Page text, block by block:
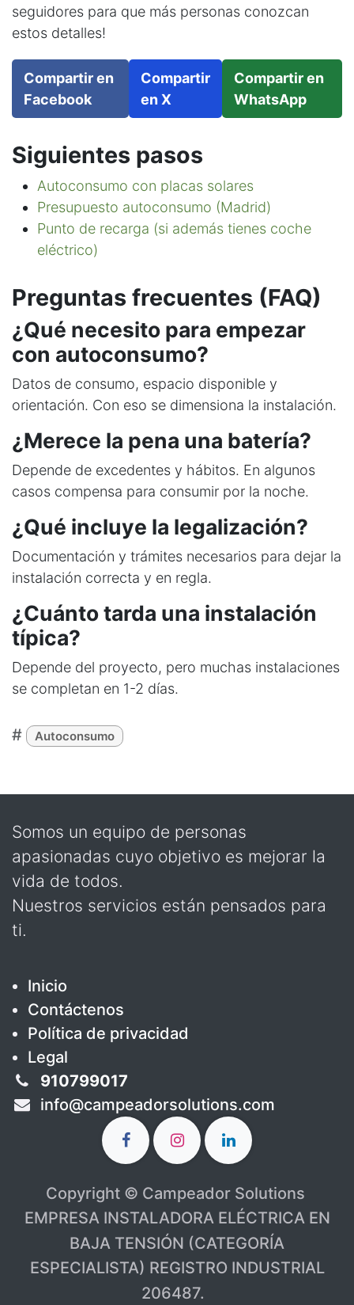
seguidores para que más personas conozcan
estos detalles!
Compartir en
Facebook
Compartir
en X
Compartir en
WhatsApp
Siguientes pasos
Autoconsumo con placas solares
Presupuesto autoconsumo (Madrid)
Punto de recarga (si además tienes coche
eléctrico)
Preguntas frecuentes (FAQ)
¿Qué necesito para empezar
con autoconsumo?
Datos de consumo, espacio disponible y
orientación. Con eso se dimensiona la instalación.
¿Merece la pena una batería?
Depende de excedentes y hábitos. En algunos
casos compensa para consumir por la noche.
¿Qué incluye la legalización?
Documentación y trámites necesarios para dejar la
instalación correcta y en regla.
¿Cuánto tarda una instalación
típica?
Depende del proyecto, pero muchas instalaciones
se completan en 1-2 días.
# Autoconsumo
Somos un equipo de personas
apasionadas cuyo objetivo es mejorar la
vida de todos.
Nuestros servicios están pensados para
ti.
Inicio
Contáctenos
Política de privacidad
Legal
910799017
info@campeadorsolutions.com
Copyright © Campeador Solutions
EMPRESA INSTALADORA ELÉCTRICA EN
BAJA TENSIÓN (CATEGORÍA
ESPECIALISTA) REGISTRO INDUSTRIAL
206487.